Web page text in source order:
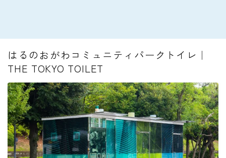
はるのおがわコミュニティパークトイレ｜
THE TOKYO TOILET